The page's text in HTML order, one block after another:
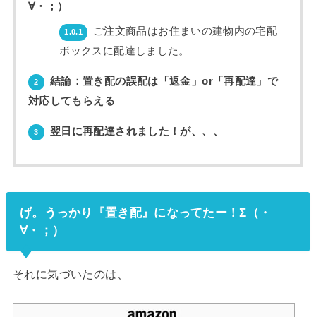
∀・；）
1.0.1
ご注文商品はお住まいの建物内の宅配
ボックスに配達しました。
2
結論：置き配の誤配は「返金」or「再配達」で
対応してもらえる
3 翌日に再配達されました！が、、、
げ。うっかり『置き配』になってたー！Σ（・
∀・；）
それに気づいたのは、